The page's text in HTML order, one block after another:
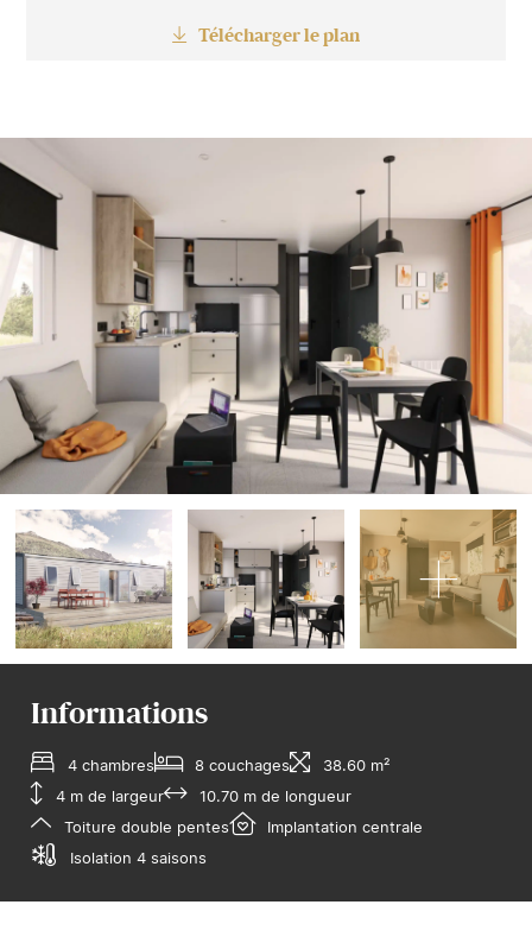
Télécharger le plan
Informations
4 chambres 8 couchages
38.60 m²
4 m de largeur
10.70 m de longueur
Toiture double pentes
Implantation centrale
Isolation 4 saisons